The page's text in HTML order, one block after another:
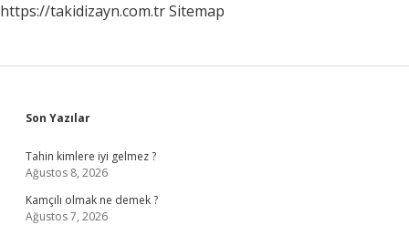
https://takidizayn.com.trSitemap
Sidebar
Son Yazılar
Tahin kimlere iyi gelmez ?
Ağustos 8, 2026
Kamçılı olmak ne demek ?
Ağustos 7, 2026